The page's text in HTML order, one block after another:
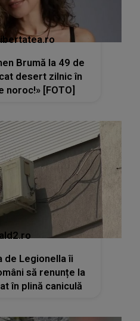
Brumă la 49 de
desert zilnic în
noroc!» [FOTO]
de Legionella îi
să renunțe la
în plină caniculă